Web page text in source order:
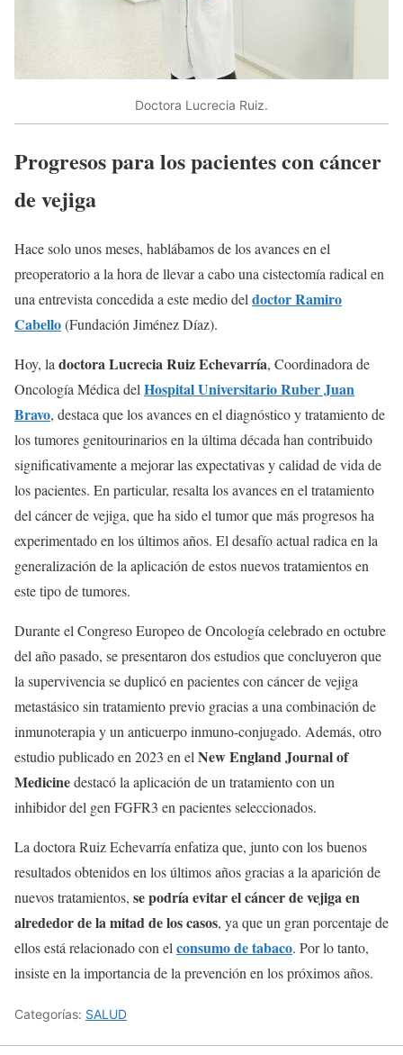
Doctora Lucrecia Ruiz.
Progresos para los pacientes con cáncer
de vejiga
Hace solo unos meses, hablábamos de los avances en el
preoperatorio a la hora de llevar a cabo una cistectomía radical en
una entrevista concedida a este medio del doctor Ramiro
Cabello(Fundación Jiménez Díaz).
Hoy, la doctora Lucrecia Ruiz Echevarría, Coordinadora de
Oncología Médica del Hospital Universitario Ruber Juan
Bravo, destaca que los avances en el diagnóstico y tratamiento de
los tumores genitourinarios en la última década han contribuido
significativamente a mejorar las expectativas y calidad de vida de
los pacientes. En particular, resalta los avances en el tratamiento
del cáncer de vejiga, que ha sido el tumor que más progresos ha
experimentado en los últimos años. El desafío actual radica en la
generalización de la aplicación de estos nuevos tratamientos en
este tipo de tumores.
Durante el Congreso Europeo de Oncología celebrado en octubre
del año pasado, se presentaron dos estudios que concluyeron que
la supervivencia se duplicó en pacientes con cáncer de vejiga
metastásico sin tratamiento previo gracias a una combinación de
inmunoterapia y un anticuerpo inmuno-conjugado. Además, otro
estudio publicado en 2023 en el New England Journal of
Medicinedestacó la aplicación de un tratamiento con un
inhibidor del gen FGFR3 en pacientes seleccionados.
La doctora Ruiz Echevarría enfatiza que, junto con los buenos
resultados obtenidos en los últimos años gracias a la aparición de
nuevos tratamientos, se podría evitar el cáncer de vejiga en
alrededor de la mitad de los casos, ya que un gran porcentaje de
ellos está relacionado con el consumo de tabaco. Por lo tanto,
insiste en la importancia de la prevención en los próximos años.
Categorías: SALUD